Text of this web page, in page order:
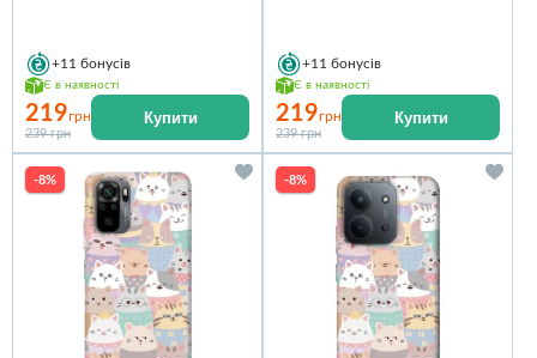
+11 бонусів
Є в наявності
219грн
239 грн
Купити
+11 бонусів
Є в наявності
219грн
239 грн
Купити
-8% -8%